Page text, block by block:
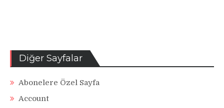
Diğer Sayfalar
Abonelere Özel Sayfa
Account